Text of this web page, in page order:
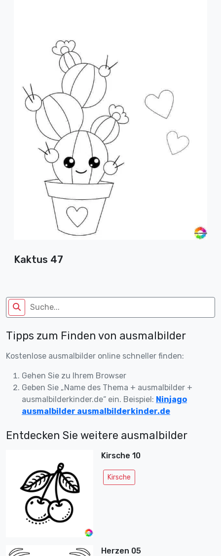
Kaktus 47
Tipps zum Finden von ausmalbilder
Kostenlose ausmalbilder online schneller finden:
Gehen Sie zu Ihrem Browser
Geben Sie „Name des Thema + ausmalbilder +
ausmalbilderkinder.de“ ein. Beispiel: Ninjago
ausmalbilder ausmalbilderkinder.de
Entdecken Sie weitere ausmalbilder
Kirsche 10
Kirsche
Herzen 05